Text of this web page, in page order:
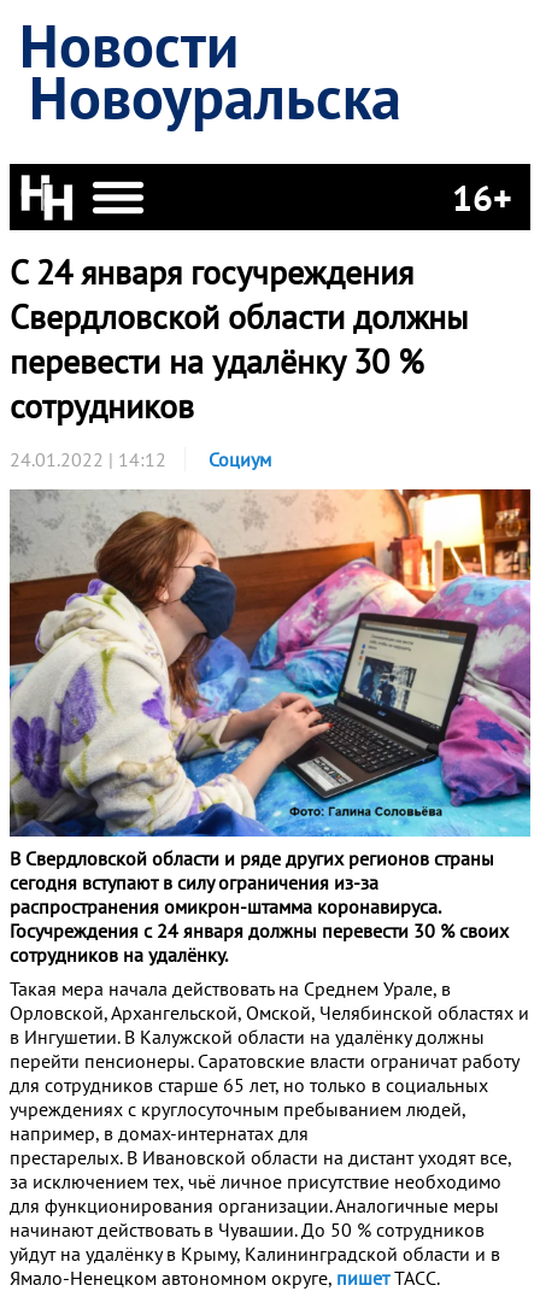
Новости
Новоуральска
16+
C 24 января госучреждения
Свердловской области должны
перевести на удалёнку 30 %
сотрудников
24.01.2022 | 14:12 Социум
В Свердловской области и ряде других регионов страны
сегодня вступают в силу ограничения из-за
распространения омикрон-штамма коронавируса.
Госучреждения с 24 января должны перевести 30 % своих
сотрудников на удалёнку.
Такая мера начала действовать на Среднем Урале, в
Орловской, Архангельской, Омской, Челябинской областях и
в Ингушетии. В Калужской области на удалёнку должны
перейти пенсионеры. Саратовские власти ограничат работу
для сотрудников старше 65 лет, но только в социальных
учреждениях с круглосуточным пребыванием людей,
например, в домах-интернатах для
престарелых. В Ивановской области на дистант уходят все,
за исключением тех, чьё личное присутствие необходимо
для функционирования организации. Аналогичные меры
начинают действовать в Чувашии. До 50 % сотрудников
уйдут на удалёнку в Крыму, Калининградской области и в
Ямало-Ненецком автономном округе, пишетТАСС.